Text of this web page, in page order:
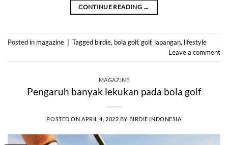
CONTINUE READING →
Posted in magazine Tagged birdie, bola golf, golf, lapangan, lifestyle
Leave a comment
MAGAZINE
Pengaruh banyak lekukan pada bola golf
POSTED ONAPRIL 4, 2022 BY BIRDIE INDONESIA